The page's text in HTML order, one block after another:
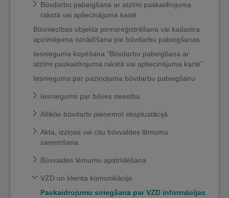
Būvdarbu pabeigšana ar atzīmi paskaidrojuma
rakstā vai apliecinājuma kartē
Būvniecības objekta pirmsreģistrēšana vai kadastra
apzīmējuma norādīšana pie būvdarbu pabeigšanas
Iesnieguma kopēšana "Būvdarbu pabeigšana ar
atzīmi paskaidrojuma rakstā vai apliecinājuma kartē"
Iesniegums par paziņojuma būvdarbu pabeigšanu
Iesniegums par būves neesību
Atliktie būvdarbi pieņemot ekspluatācijā
Akta, izziņas vai citu būvvaldes lēmumu
saņemšana
Būvvaldes lēmumu apstrīdēšana
VZD un klienta komunikācija
Paskaidrojumu sniegšana par VZD informācijas